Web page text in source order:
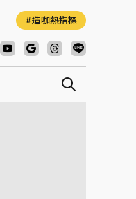
造咖熱指標